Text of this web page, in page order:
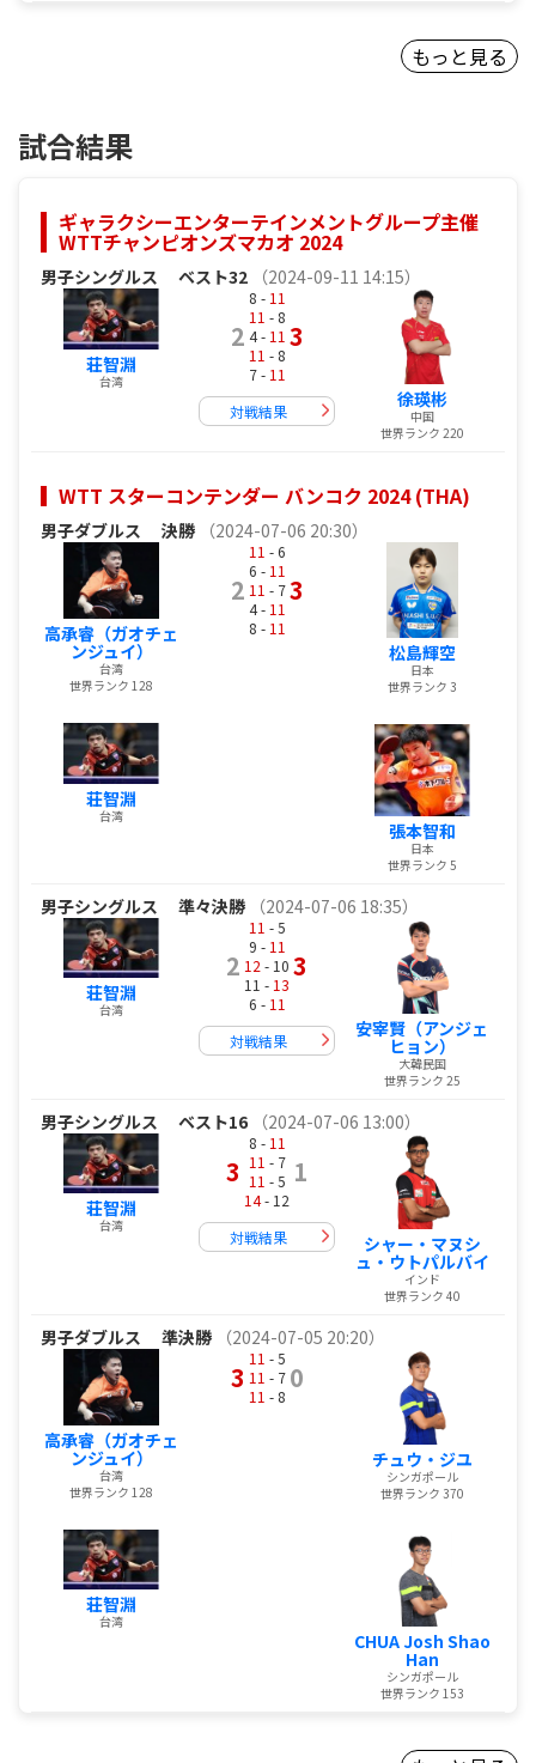
もっと見る
試合結果
ギャラクシーエンターテインメントグループ主催
WTTチャンピオンズマカオ 2024
男子シングルス ベスト32 （2024-09-11 14:15）
荘智淵
台湾
2
8 - 11
11 - 8
4 - 11
11 - 8
7 - 11
3
対戦結果
徐瑛彬
中国
世界ランク 220
WTT スターコンテンダー バンコク 2024 (THA)
男子ダブルス 決勝 （2024-07-06 20:30）
高承睿（ガオチェ
ンジュイ）
台湾
世界ランク 128
荘智淵
台湾
2
11 - 6
6 - 11
11 - 7
4 - 11
8 - 11
3
松島輝空
日本
世界ランク 3
張本智和
日本
世界ランク 5
男子シングルス 準々決勝 （2024-07-06 18:35）
荘智淵
台湾
2
11 - 5
9 - 11
12 - 10
11 - 13
6 - 11
3
対戦結果
安宰賢（アンジェ
ヒョン）
大韓民国
世界ランク 25
男子シングルス ベスト16 （2024-07-06 13:00）
荘智淵
台湾
3
8 - 11
11 - 7
11 - 5
14- 12
1
対戦結果 シャー・マヌシ
ュ・ウトパルバイ
インド
世界ランク 40
男子ダブルス 準決勝 （2024-07-05 20:20）
高承睿（ガオチェ
ンジュイ）
台湾
世界ランク 128
荘智淵
台湾
3
11 - 5
11 - 7
11 - 8
0
チュウ・ジユ
シンガポール
世界ランク 370
CHUA Josh Shao
Han
シンガポール
世界ランク 153